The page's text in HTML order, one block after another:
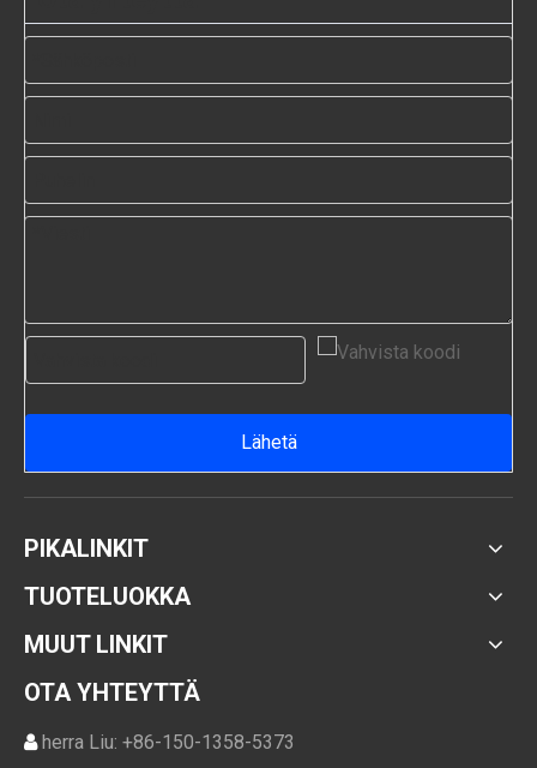
Lähetä
PIKALINKIT
TUOTELUOKKA
MUUT LINKIT
OTA YHTEYTTÄ
herra Liu: +86-150-1358-5373